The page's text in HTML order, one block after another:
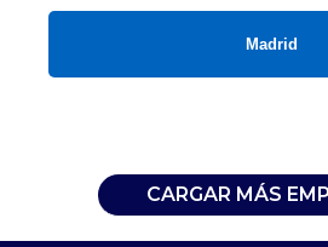
Madrid
CARGAR MÁS